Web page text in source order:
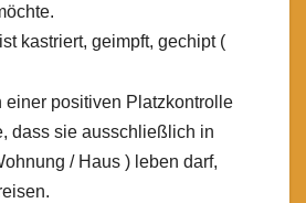
ist kastriert, geimpft, gechipt (
einer positiven Platzkontrolle
dass sie ausschließlich in
/ Haus ) leben darf,